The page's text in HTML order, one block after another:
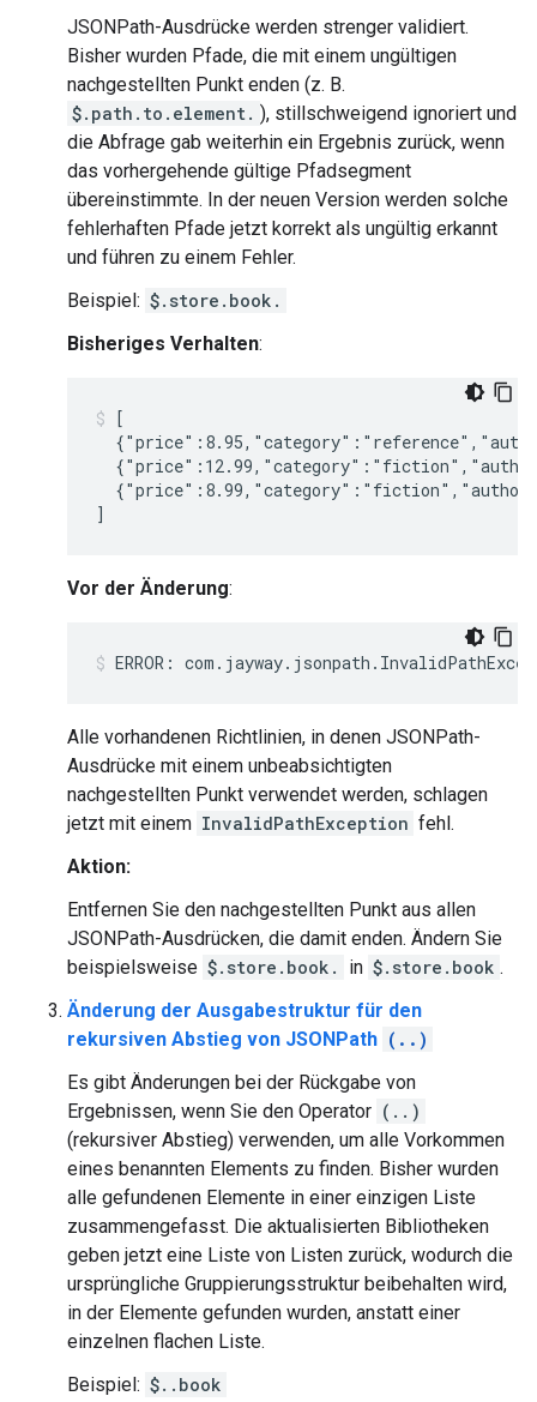
JSONPath-Ausdrücke werden strenger validiert.
Bisher wurden Pfade, die mit einem ungültigen
nachgestellten Punkt enden (z. B.
$.path.to.element. ), stillschweigend ignoriert und
die Abfrage gab weiterhin ein Ergebnis zurück, wenn
das vorhergehende gültige Pfadsegment
übereinstimmte. In der neuen Version werden solche
fehlerhaften Pfade jetzt korrekt als ungültig erkannt
und führen zu einem Fehler.
Beispiel: $.store.book.
Bisheriges Verhalten:
[
Vor der Änderung:
Alle vorhandenen Richtlinien, in denen JSONPath-
Ausdrücke mit einem unbeabsichtigten
nachgestellten Punkt verwendet werden, schlagen
jetzt mit einem InvalidPathException fehl.
Aktion:
Entfernen Sie den nachgestellten Punkt aus allen
JSONPath-Ausdrücken, die damit enden. Ändern Sie
beispielsweise $.store.book. in $.store.book .
Änderung der Ausgabestruktur für den
rekursiven Abstieg von JSONPath (..)
Es gibt Änderungen bei der Rückgabe von
Ergebnissen, wenn Sie den Operator (..)
(rekursiver Abstieg) verwenden, um alle Vorkommen
eines benannten Elements zu finden. Bisher wurden
alle gefundenen Elemente in einer einzigen Liste
zusammengefasst. Die aktualisierten Bibliotheken
geben jetzt eine Liste von Listen zurück, wodurch die
ursprüngliche Gruppierungsstruktur beibehalten wird,
in der Elemente gefunden wurden, anstatt einer
einzelnen flachen Liste.
Beispiel: $..book